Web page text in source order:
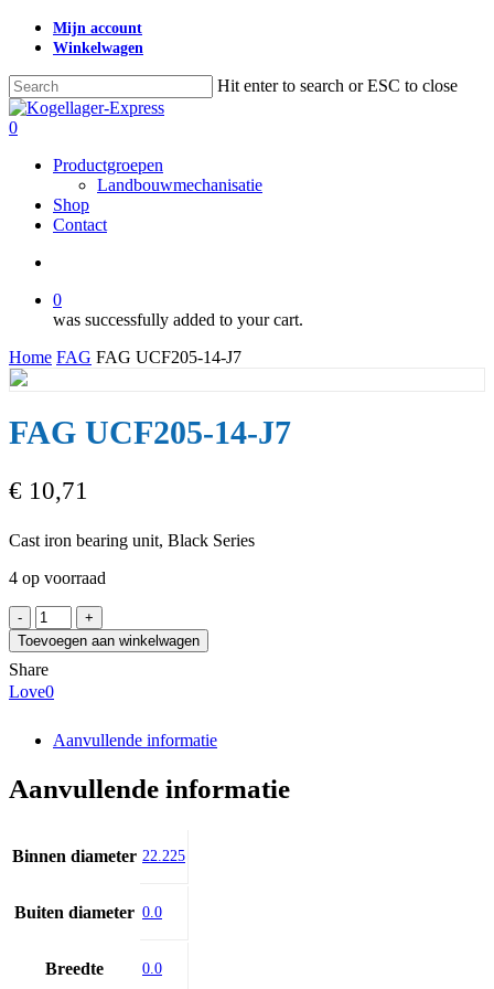
Skip
content
Mijn account
Winkelwagen
Hit enter to search or ESC to close
Close
Search
search
0
Productgroepen
Landbouwmechanisatie
Shop
Contact
0
was successfully added to your cart.
Home FAG FAG UCF205-14-J7
FAG UCF205-14-J7
€ 10,71
Cast iron bearing unit, Black Series
4 op voorraad
FAG
UCF205-
14-
J7
aantal
Toevoegen aan winkelwagen
Share
Love0
Aanvullende informatie
Aanvullende informatie
Binnen diameter 22.225
Buiten diameter 0.0
Breedte 0.0